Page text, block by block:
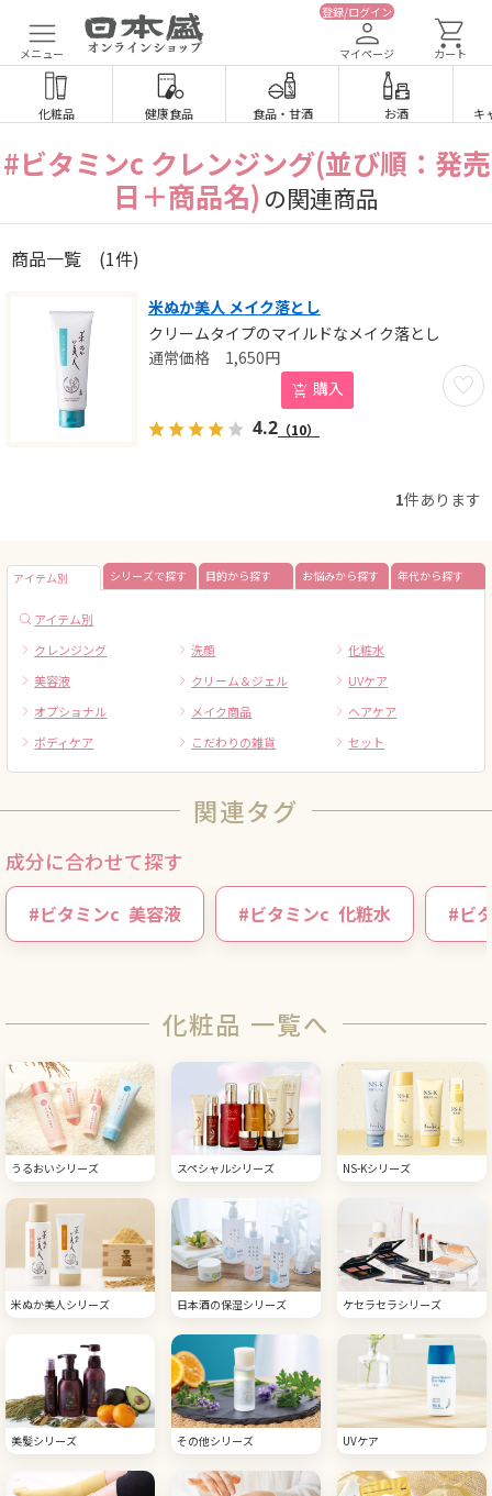
メニュー
登録/ログイン
マイページ カート
化粧品 健康食品 食品・ 甘酒 お酒 キ
#ビタミンc クレンジング(並び順：発売
日＋商品名) の関連商品
商品一覧 (1件)
米ぬか美人 メイク落とし
クリームタイプのマイルドなメイク落とし
お気
1,650円
購入
4.2 （10）
1件あります
アイテム別 シリーズで探す 目的から探す お悩みから探す 年代から探す
アイテム別
クレンジング
洗顔
化粧水
美容液
クリーム＆ジェル
UVケア
オプショナル
メイク商品
ヘアケア
ボディケア
こだわりの雑貨 セット
関連タグ
成分に合わせて探す
#ビタミンc 美容液 #ビタミンc 化粧水 #ビ
化粧品 一覧へ
うるおいシリーズ スペシャルシリーズ NS-Kシリーズ
米ぬか美人シリーズ 日本酒の保湿シリーズ ケセラセラシリーズ
美髪シリーズ その他シリーズ UVケア